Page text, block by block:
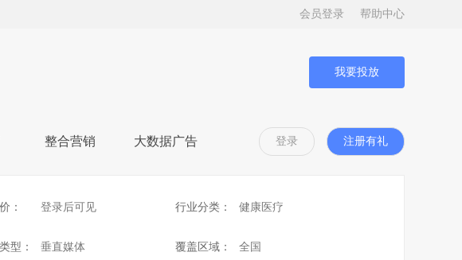
会员登录 帮助中心
我要投放
整合营销 大数据广告 登录 注册有礼
： 登录后可见 行业分类： 健康医疗
型： 垂直媒体 覆盖区域： 全国